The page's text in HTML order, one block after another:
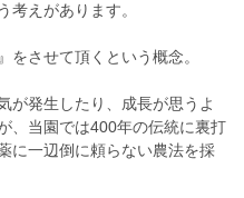
考えがあります。
をさせて頂くという概念。
が発生したり、成長が思うよ
、当園では400年の伝統に裏打
に一辺倒に頼らない農法を採